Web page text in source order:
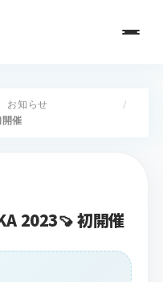
お知らせ
/
催
2023🍠 初開催